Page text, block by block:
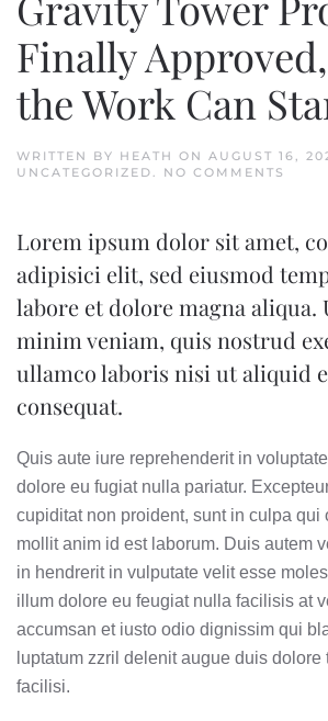
Finally
the Work Can
WRITTEN BY HEATH ON AUGUST 16,
UNCATEGORIZED. NO COMMENTS
IS
NOW
THE
CAN
Lorem ipsum dolor sit amet,
adipisici elit, sed eiusmod
labore et dolore magna aliqua.
minim veniam, quis nostrud
ullamco laboris nisi ut aliquid
consequat.
Quis aute iure reprehenderit in
dolore eu fugiat nulla pariatur.
cupiditat non proident, sunt in culpa qui
mollit anim id est laborum. Duis autem
in hendrerit in vulputate velit esse
illum dolore eu feugiat nulla facilisis at
accumsan et iusto odio dignissim qui
luptatum zzril delenit augue duis dolore
facilisi.